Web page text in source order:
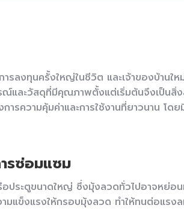
รลงทุนครั้งใหญ่ในชีวิต และเจ้าของบ้านให
ณ์และวัสดุที่มีคุณภาพตั้งแต่เริ่มต้นจึงเป็นสิ่
รความคุ้มค่าและการใช้งานที่ยาวนาน โด
ารซ่อมแซม
อประตูขนาดใหญ่ ซึ่งมุ้งลวดทั่วไปอาจหย่อน
มแข็งแรงให้กรอบมุ้งลวด ทำให้ทนต่อแร